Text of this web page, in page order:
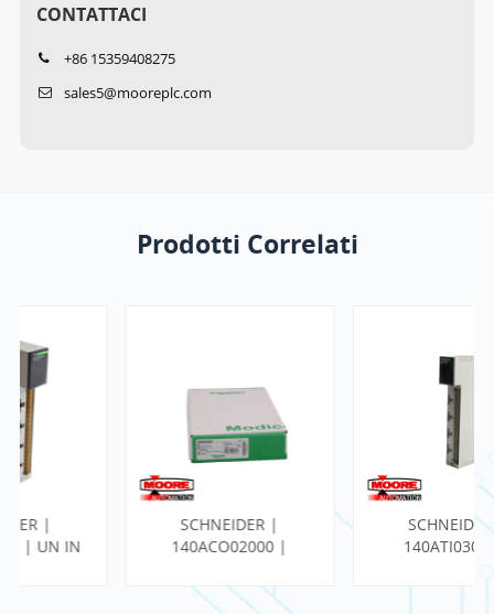
CONTATTACI
+86 15359408275
sales5@mooreplc.com
Prodotti Correlati
SCHNEIDER |
140ACO02000 |
SCHNEIDER |
140ATI03000 |